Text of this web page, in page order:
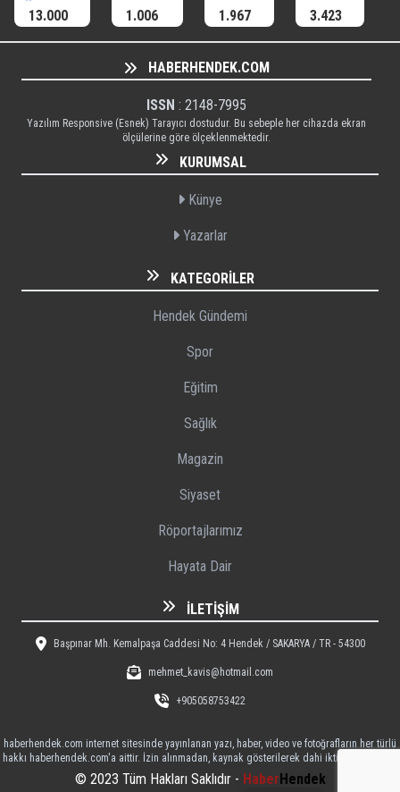
13.000 1.006 1.967 3.423
HABERHENDEK.COM
ISSN : 2148-7995
Yazılım Responsive (Esnek) Tarayıcı dostudur. Bu sebeple her cihazda ekran
ölçülerine göre ölçeklenmektedir.
KURUMSAL
Künye
Yazarlar
KATEGORILER
Hendek Gündemi
Spor
Eğitim
Sağlık
Magazin
Siyaset
Röportajlarımız
Hayata Dair
İLETIŞIM
Başpınar Mh. Kemalpaşa Caddesi No: 4 Hendek / SAKARYA / TR - 54300
mehmet_kavis@hotmail.com
+905058753422
haberhendek.com internet sitesinde yayınlanan yazı, haber, video ve fotoğrafların her türlü
hakkı haberhendek.com'a aittir. İzin alınmadan, kaynak gösterilerek dahi iktibas edilemez
© 2023 Tüm Hakları Saklıdır - HaberHendek